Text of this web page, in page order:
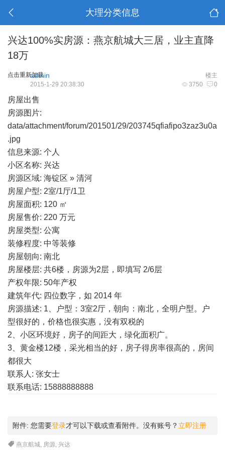
大理分类信息
兴达100%实房源：燕京航城大三居，业主直降
18万
点击重新加载 楼主
admin
3750 0
2015-1-29 20:38:30
房屋出售
房源图片:
data/attachment/forum/201501/29/203745qfiafipo3zaz3u0a
.jpg
信息来源: 个人
小区名称: 兴达
房源区域: 海锭区 » 清河
房屋户型: 2室/1厅/1卫
房屋面积: 120 ㎡
房屋售价: 220 万元
房屋类型: 公寓
装修程度: 中等装修
房屋朝向: 南北
房屋楼层: 共6楼，房源为2层，即填写 2/6层
产权年限: 50年产权
建筑年代: 四位数字，如 2014 年
房源描述: 1、户型：3室2厅，朝向：南北，全明户型。户
型很好的，价格也很实惠，没有双税的
2、小区环境好，房子的间距大，绿化面积广。
3、黄金楼12楼，采光相当的好，房子得房率很高的，房间
都很大
联系人: 张女士
联系电话: 15888888888
附件: 您需要登录才可以下载或查看附件。没有账号？ 立即注册
燕京航城, 房源, 兴达